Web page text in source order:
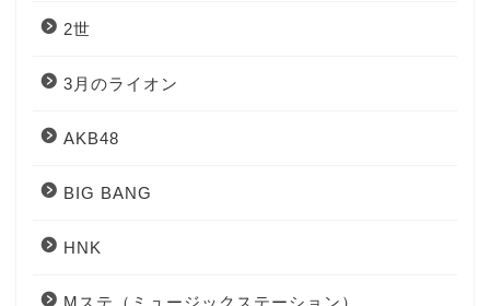
2世
3月のライオン
AKB48
BIG BANG
HNK
Mステ（ミュージックステーション）